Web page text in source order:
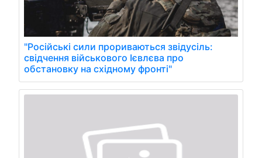
"Російські сили прориваються звідусіль:
свідчення військового Ієвлєва про
обстановку на східному фронті"